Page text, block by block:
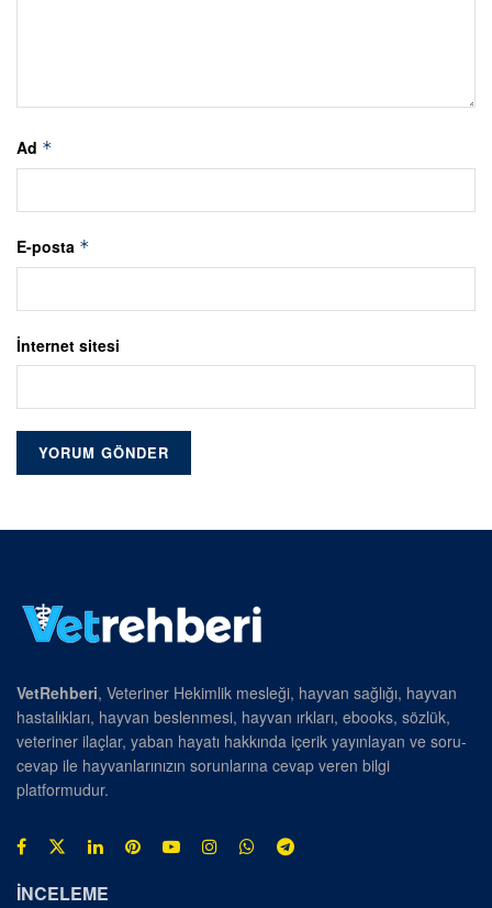
Ad *
E-posta *
İnternet sitesi
VetRehberi, Veteriner Hekimlik mesleği, hayvan sağlığı, hayvan
hastalıkları, hayvan beslenmesi, hayvan ırkları, ebooks, sözlük,
veteriner ilaçlar, yaban hayatı hakkında içerik yayınlayan ve soru-
cevap ile hayvanlarınızın sorunlarına cevap veren bilgi
platformudur.
İNCELEME